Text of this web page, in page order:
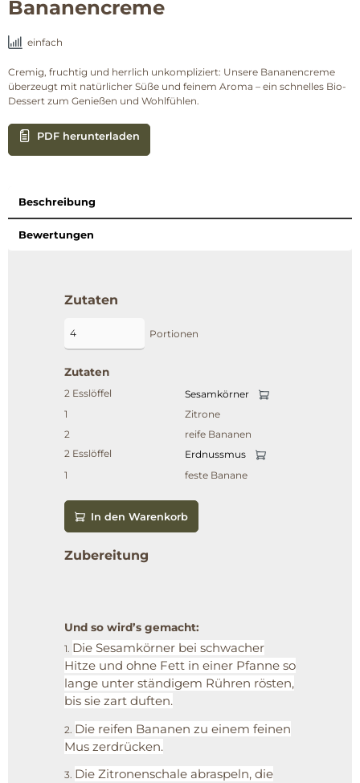
Bananencreme
einfach
Cremig, fruchtig und herrlich unkompliziert: Unsere Bananencreme
überzeugt mit natürlicher Süße und feinem Aroma – ein schnelles Bio-
Dessert zum Genießen und Wohlfühlen.
PDF herunterladen
Beschreibung
Bewertungen
Zutaten
Portionen
Zutaten
2 Esslöffel
Sesamkörner
1
Zitrone
2
reife Bananen
2 Esslöffel
Erdnussmus
1
feste Banane
In den Warenkorb
Zubereitung
Und so wird’s gemacht:
1. Die Sesamkörner bei schwacher
Hitze und ohne Fett in einer Pfanne so
lange unter ständigem Rühren rösten,
bis sie zart duften.
2. Die reifen Bananen zu einem feinen
Mus zerdrücken.
3. Die Zitronenschale abraspeln, die